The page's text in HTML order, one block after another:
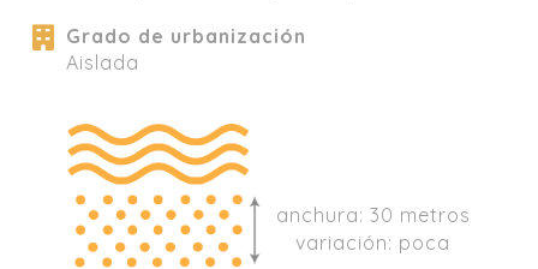
Grado de urbanización
Aislada
anchura: 30 metros
variación: poca